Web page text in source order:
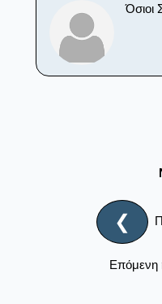
Όσιοι
❮
Επόμενη